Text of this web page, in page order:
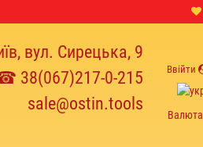
вул. Сирецька, 9
38(067)217-0-215
sale@ostin.tools
Ввійти
Валюта